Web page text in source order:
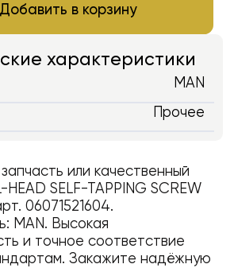
Добавить в корзину
характеристики
MAN
Прочее
или качественный
HEAD SELF-TAPPING SCREW
06071521604.
MAN. Высокая
и точное соответствие
Закажите надёжную